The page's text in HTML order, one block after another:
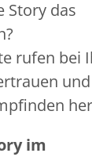
Story das
rufen bei
und
im